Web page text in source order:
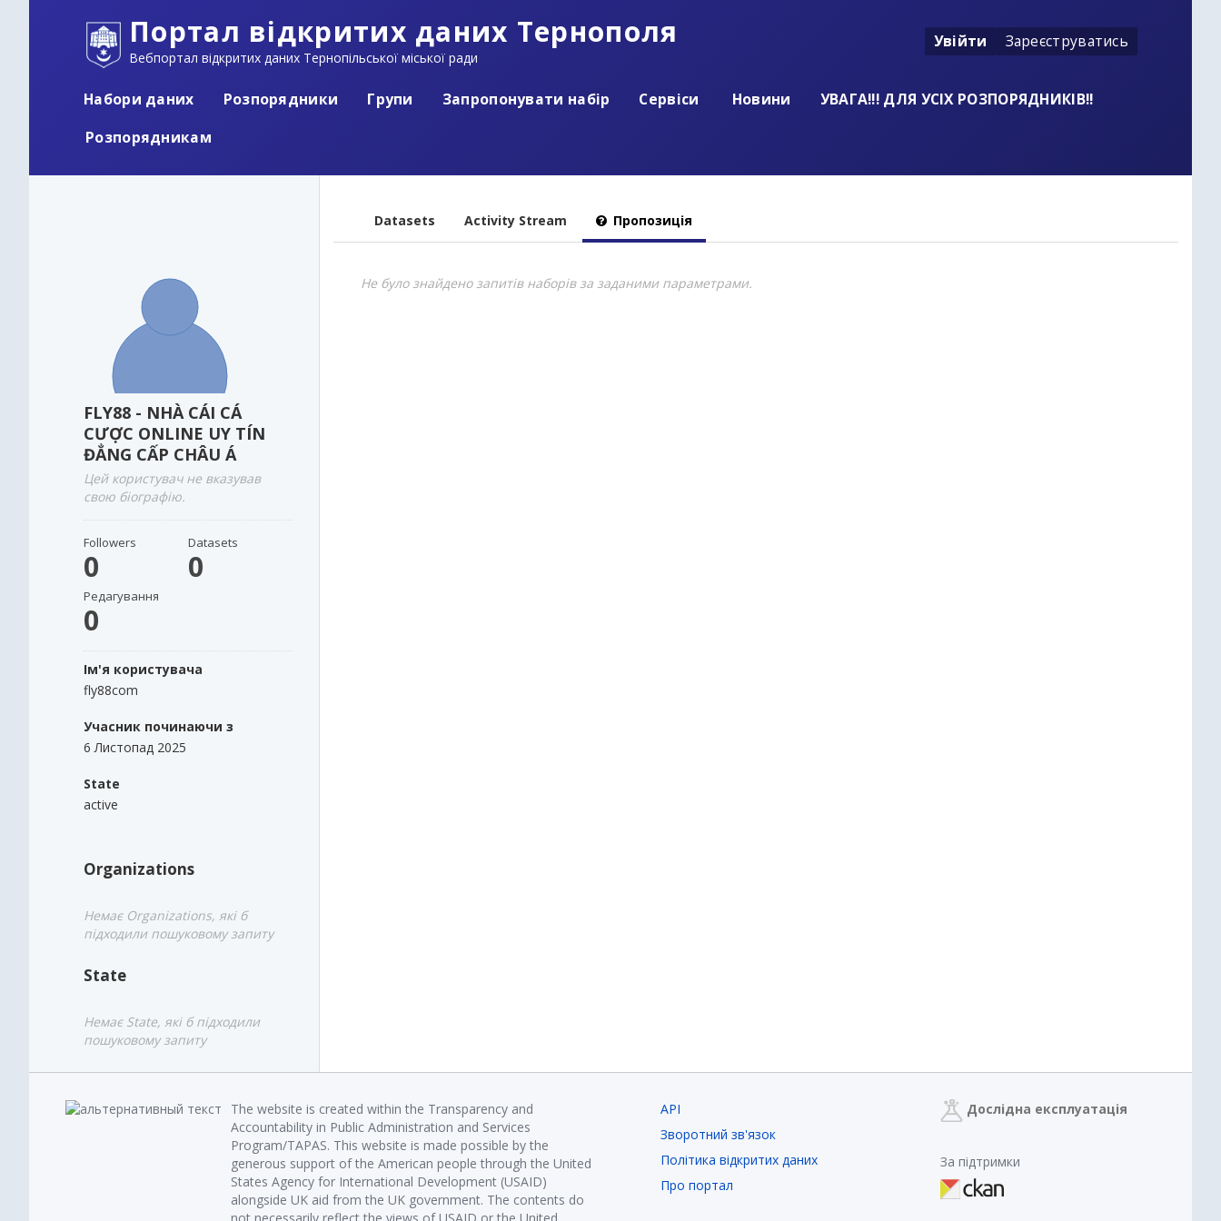
Портал відкритих даних Тернополя
Вебпортал відкритих даних Тернопільської міської ради
Увійти Зареєструватись
Набори даних Розпорядники Групи Запропонувати набір Сервіси Новини
УВАГА!!! ДЛЯ УСІХ РОЗПОРЯДНИКІВ!!
Розпорядникам
FLY88 - NHÀ CÁI CÁ
CƯỢC ONLINE UY TÍN
ĐẲNG CẤP CHÂU Á
Цей користувач не вказував
свою біографію.
Followers
0
Datasets
0
Редагування
0
Ім'я користувача
fly88com
Учасник починаючи з
6 Листопад 2025
State
active
Organizations
Немає Organizations, які б
підходили пошуковому запиту
State
Немає State, які б підходили
пошуковому запиту
Datasets Activity Stream Пропозиція
Не було знайдено запитів наборів за заданими параметрами.
The website is created within the Transparency and
Accountability in Public Administration and Services
Program/TAPAS. This website is made possible by the
generous support of the American people through the United
States Agency for International Development (USAID)
alongside UK aid from the UK government. The contents do
API
Зворотний зв'язок
Політика відкритих даних
Про портал
Дослідна експлуатація
За підтримки